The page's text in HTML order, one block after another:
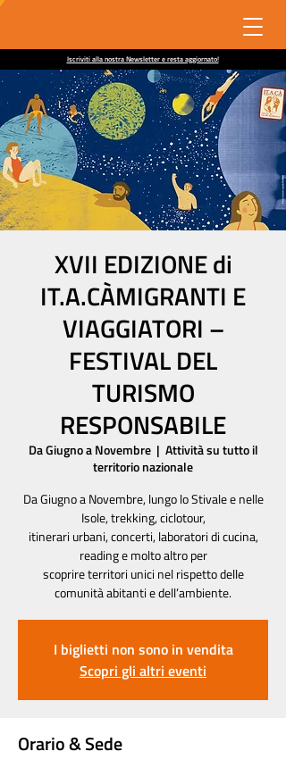
Iscriviti alla nostra Newsletter e resta aggiornato!
XVII EDIZIONE di
IT.A.CÀMIGRANTI E
VIAGGIATORI –
FESTIVAL DEL
TURISMO
RESPONSABILE
Da Giugno a Novembre
  |
Attività su tutto il
territorio nazionale
Da Giugno a Novembre, lungo lo Stivale e nelle
Isole, trekking, ciclotour,
itinerari urbani, concerti, laboratori di cucina,
reading e molto altro per
scoprire territori unici nel rispetto delle
comunità abitanti e dell’ambiente.
I biglietti non sono in vendita
Scopri gli altri eventi
Orario & Sede